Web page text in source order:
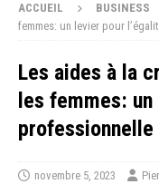
ACCUEIL BUSINESS
femmes: un levier pour
Les aides à la
les femmes:
novembre 5, 2023